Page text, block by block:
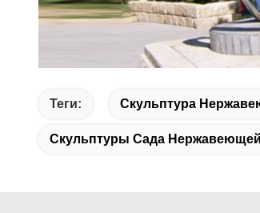
Теги: Скульптура
Скульптуры Сада